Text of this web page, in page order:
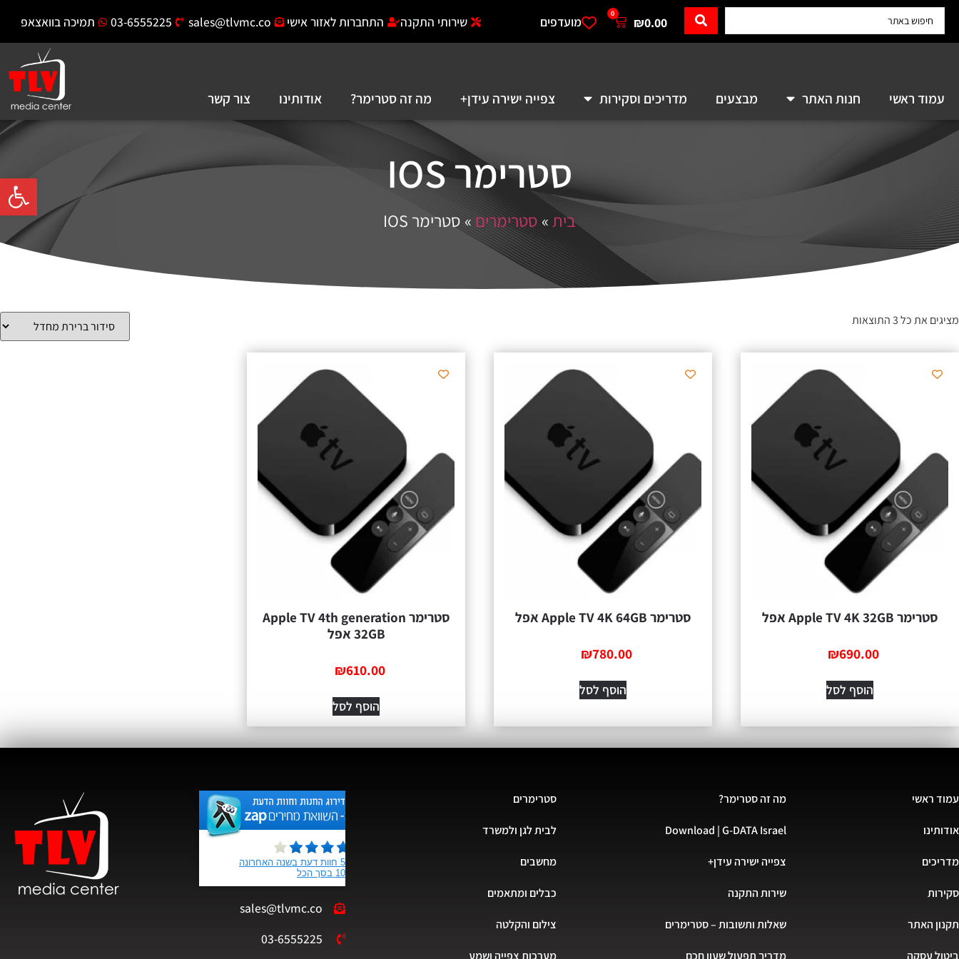
פתח
₪0.00
0
מועדפים שירותי התקנה התחברות לאזור אישי sales@tlvmc.co
03-6555225 תמיכה בוואצאפ
עמוד ראשי חנות האתר מבצעים מדריכים וסקירות צפייה ישירה עידן+ מה זה סטרימר? אודותינו צור קשר
סטרימר IOS
בית» סטרימרים » סטרימר IOS
מציגים את כל ⁦3⁩ התוצאות
סטרימר Apple TV 4K 32GB אפל
₪690.00
הוסף לסל
סטרימר Apple TV 4K 64GB אפל
₪780.00
הוסף לסל
סטרימר Apple TV 4th generation
32GB אפל
₪610.00
הוסף לסל
עמוד ראשי
אודותינו
מדריכים
סקירות
תקנון האתר
ביטול עסקה
מה זה סטרימר?
Download | G-DATA Israel
צפייה ישירה עידן+
שירות התקנה
שאלות ותשובות – סטרימרים
מדריך תפעול שעון חכם
סטרימרים
לבית לגן ולמשרד
מחשבים
כבלים ומתאמים
צילום והקלטה
מערכות צפייה ושמע
sales@tlvmc.co
03-6555225